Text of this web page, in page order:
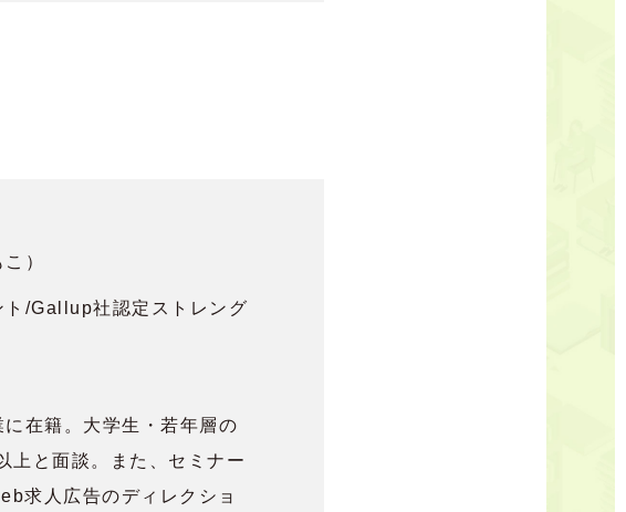
）
ト/Gallup社認定ストレング
在籍。大学生・若年層の
上と面談。また、セミナー
求人広告のディレクショ